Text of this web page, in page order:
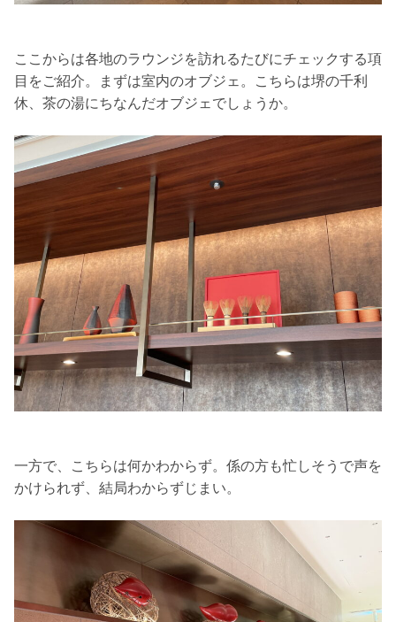
ここからは各地のラウンジを訪れるたびにチェックする項
目をご紹介。まずは室内のオブジェ。こちらは堺の千利
休、茶の湯にちなんだオブジェでしょうか。
一方で、こちらは何かわからず。係の方も忙しそうで声を
かけられず、結局わからずじまい。